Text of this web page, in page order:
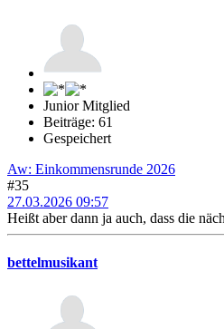
Junior Mitglied
Beiträge: 61
Gespeichert
Aw: Einkommensrunde 2026
#35
27.03.2026 09:57
Heißt aber dann ja auch, dass die
bettelmusikant